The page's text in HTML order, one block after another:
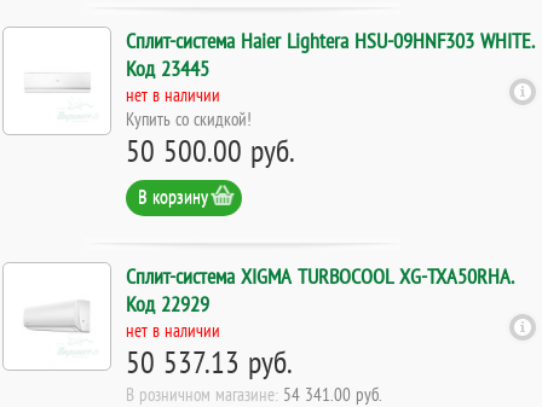
Сплит-система Haier Lightera HSU-09HNF303 WHITE.
Код 23445
нет в наличии
Купить со скидкой!
50 500.00 руб.
В корзину
Сплит-система XIGMA TURBOCOOL XG-TXA50RHA.
Код 22929
нет в наличии
50 537.13 руб.
В розничном магазине: 54 341.00 руб.